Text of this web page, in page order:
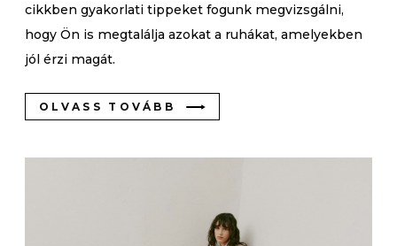
cikkben gyakorlati tippeket fogunk megvizsgálni,
hogy Ön is megtalálja azokat a ruhákat, amelyekben
jól érzi magát.
OLVASS TOVÁBB